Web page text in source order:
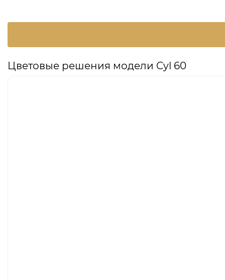
Цветовые решения модели Cyl 60